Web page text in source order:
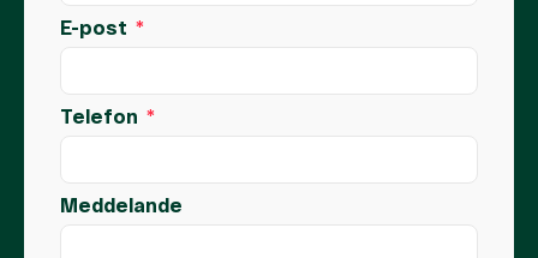
E-post
Telefon
Meddelande